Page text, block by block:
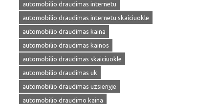
automobilio draudimas internetu
automobilio draudimas internetu skaiciuokle
automobilio draudimas kaina
automobilio draudimas kainos
automobilio draudimas skaiciuokle
automobilio draudimas uk
automobilio draudimas uzsienyje
automobilio draudimo kaina